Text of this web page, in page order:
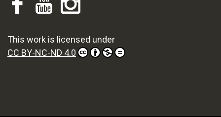
This work is licensed under
CC BY-NC-ND 4.0